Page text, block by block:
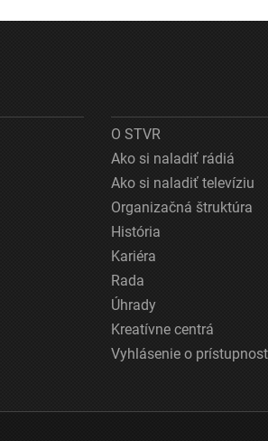
O STVR
Ako si naladiť rádiá
Ako si naladiť televíziu
Organizačná štruktúra
História
Kariéra
Rada
Úhrady
Kreatívne centrá
Vyhlásenie o